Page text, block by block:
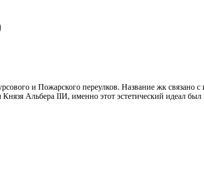
и Пожарского переулков. Название жк
Альбера IIИ, именно этот эстетический идеал